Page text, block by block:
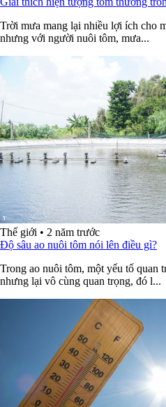
Trời mưa mang lại nhiều lợi ích cho
nhưng với người nuôi tôm, mưa...
Thế giới • 2 năm trước
Độ sâu ao nuôi tôm nói lên điều gì?
Trong ao nuôi tôm, một yếu tố quan
nhưng lại vô cùng quan trọng, đó l...